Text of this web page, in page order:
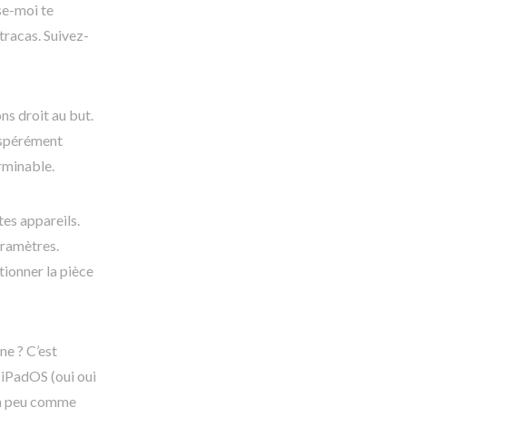
moi te
Suivez-
droit au but.
appareils.
la pièce
? C’est
(oui oui
peu comme